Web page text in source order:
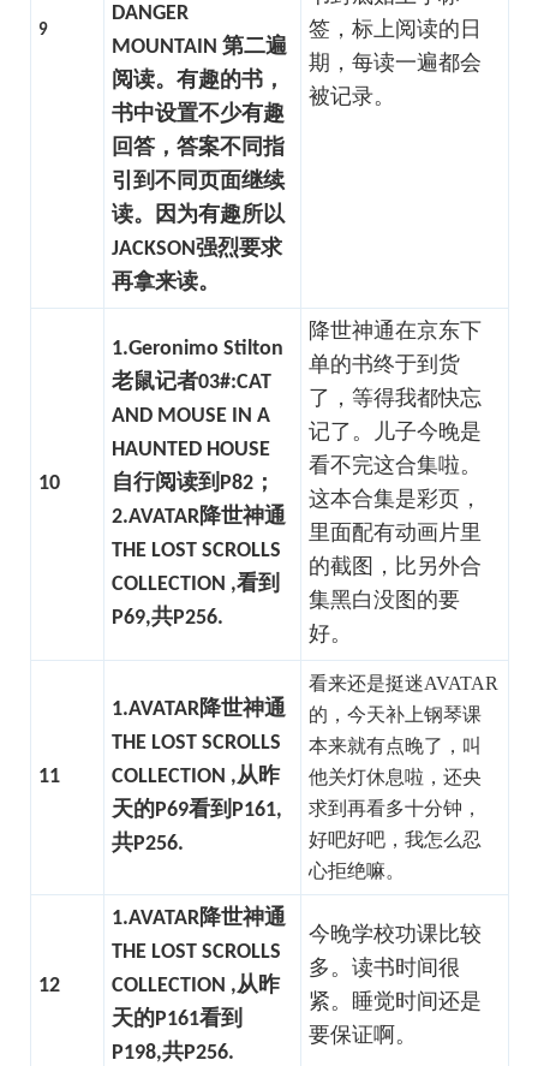
9
DANGER
MOUNTAIN 第二遍
阅读。有趣的书，
书中设置不少有趣
回答，答案不同指
引到不同页面继续
读。因为有趣所以
JACKSON强烈要求
再拿来读。
签，标上阅读的日
期，每读一遍都会
被记录。
10
1.Geronimo Stilton
老鼠记者03#:CAT
AND MOUSE IN A
HAUNTED HOUSE
自行阅读到P82；
2.AVATAR降世神通
THE LOST SCROLLS
COLLECTION ,看到
P69,共P256.
降世神通在京东下
单的书终于到货
了，等得我都快忘
记了。儿子今晚是
看不完这合集啦。
这本合集是彩页，
里面配有动画片里
的截图，比另外合
集黑白没图的要
好。
11
1.AVATAR降世神通
THE LOST SCROLLS
COLLECTION ,从昨
天的P69看到P161,
共P256.
看来还是挺迷AVATAR
的，今天补上钢琴课
本来就有点晚了，叫
他关灯休息啦，还央
求到再看多十分钟，
好吧好吧，我怎么忍
心拒绝嘛。
12
1.AVATAR降世神通
THE LOST SCROLLS
COLLECTION ,从昨
天的P161看到
P198,共P256.
今晚学校功课比较
多。读书时间很
紧。睡觉时间还是
要保证啊。